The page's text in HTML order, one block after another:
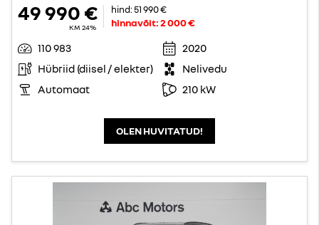
49 990 €
KM 24%
hind:51 990 €
hinnavõit:2 000 €
110 983
2020
Hübriid (diisel / elekter)
Nelivedu
Automaat
210 kW
OLEN HUVITATUD!